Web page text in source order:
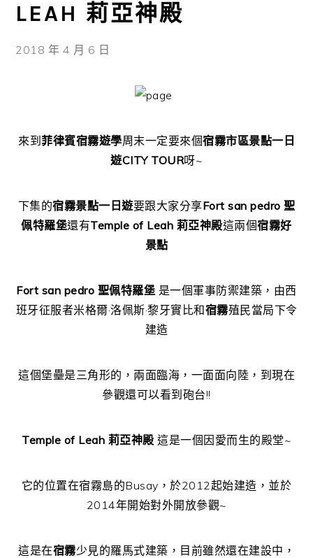
LEAH 莉亞神殿
2018 年 4 月 6 日
來到 菲律賓宿霧遊學周末一定要來個宿霧市區景點一日
遊CITY TOUR呀~
下集的宿霧景點一日遊要跟大家分享Fort san pedro 聖
佩特羅堡還有Temple of Leah 莉亞神殿這兩個宿霧好
景點
Fort san pedro 聖佩特羅堡 是一個軍事防禦建築，由西
班牙征服者米格爾·洛佩斯·黎牙實比和宿霧殖民當局下令
建造
這個堡壘是三角形的，兩面臨海，一面面向陸，到現在
參觀還可以看到砲台!!
Temple of Leah 莉亞神殿 這是一個因愛而生的殿堂~
它的位置在宿霧島的Busay，於2012起始建造，並於
2014年開始對外開放參觀~
這是在宿霧少見的羅馬式建築，目前雖然還在建設中，